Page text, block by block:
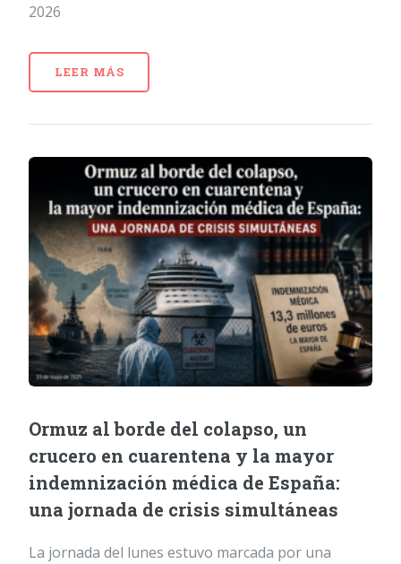
2026
LEER MÁS
Ormuz al borde del colapso, un
crucero en cuarentena y la mayor
indemnización médica de España:
una jornada de crisis simultáneas
La jornada del lunes estuvo marcada por una